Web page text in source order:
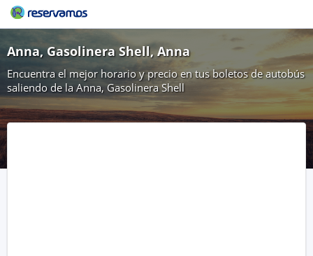
Anna, Gasolinera Shell, Anna
Encuentra el mejor horario y precio en tus boletos de autobús
saliendo de la Anna, Gasolinera Shell